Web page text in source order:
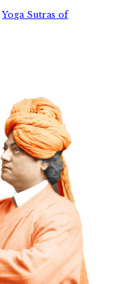
Yoga Sutras of